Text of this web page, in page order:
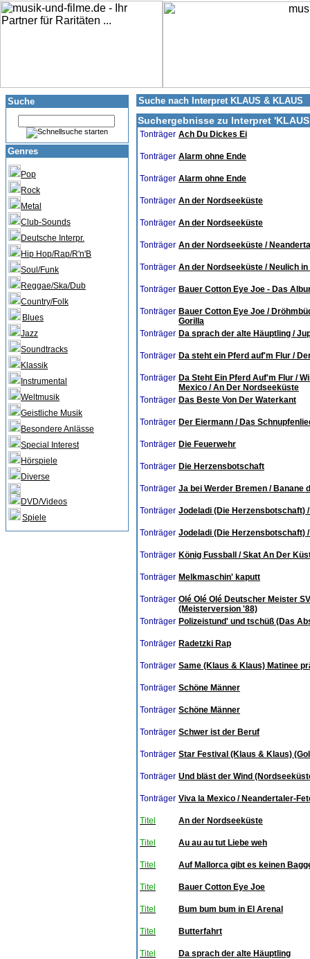
Suche
Genres
Pop
Rock
Metal
Club-Sounds
Deutsche Interpr.
Hip Hop/Rap/R'n'B
Soul/Funk
Reggae/Ska/Dub
Country/Folk
Blues
Jazz
Soundtracks
Klassik
Instrumental
Weltmusik
Geistliche Musik
Besondere Anlässe
Special Interest
Hörspiele
Diverse
DVD/Videos
Spiele
Suche nach Interpret KLAUS & KLAUS
Suchergebnisse zu Interpret '
Tonträger Ach Du Dickes Ei
Tonträger Alarm ohne Ende
Tonträger Alarm ohne Ende
Tonträger An der Nordseeküste
Tonträger An der Nordseeküste
Tonträger An der Nordseeküste /
Tonträger An der Nordseeküste / Neulich
Tonträger Bauer Cotton Eye Joe - Das
Tonträger Bauer Cotton Eye Joe /
Gorilla
Tonträger Da sprach der alte Häuptling /
Tonträger Da steht ein Pferd auf'm Flur /
Tonträger Da Steht Ein Pferd Auf'm Flur /
Mexico / An Der Nordseeküste
Tonträger Das Beste Von Der Waterkant
Tonträger Der Eiermann / Das
Tonträger Die Feuerwehr
Tonträger Die Herzensbotschaft
Tonträger Ja bei Werder Bremen / Banane
Tonträger Jodeladi (Die Herzensbotschaft)
Tonträger Jodeladi (Die Herzensbotschaft)
Tonträger König Fussball / Skat An Der
Tonträger Melkmaschin' kaputt
Tonträger Olé Olé Olé Deutscher Meister
(Meisterversion '88)
Tonträger Polizeistund' und tschüß (Das
Tonträger Radetzki Rap
Tonträger Same (Klaus & Klaus) Matinee
Tonträger Schöne Männer
Tonträger Schöne Männer
Tonträger Schwer ist der Beruf
Tonträger Star Festival (Klaus & Klaus)
Tonträger Und bläst der Wind
Tonträger Viva la Mexico / Neandertaler-
Titel An der Nordseeküste
Titel Au au au tut Liebe weh
Titel Auf Mallorca gibt es keinen
Titel Bauer Cotton Eye Joe
Titel Bum bum bum in El Arenal
Titel Butterfahrt
Titel Da sprach der alte Häuptling